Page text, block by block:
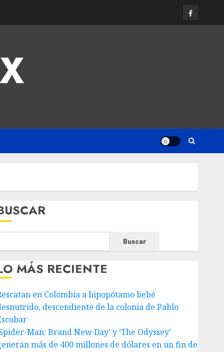
Buscar
MÁS RECIENTE
en Colombia a hipopótamo bebé
descendiente de la colonia de Pablo
Man: Brand New Day’ y ‘The Odyssey’
más de 400 millones de dólares en un fin de